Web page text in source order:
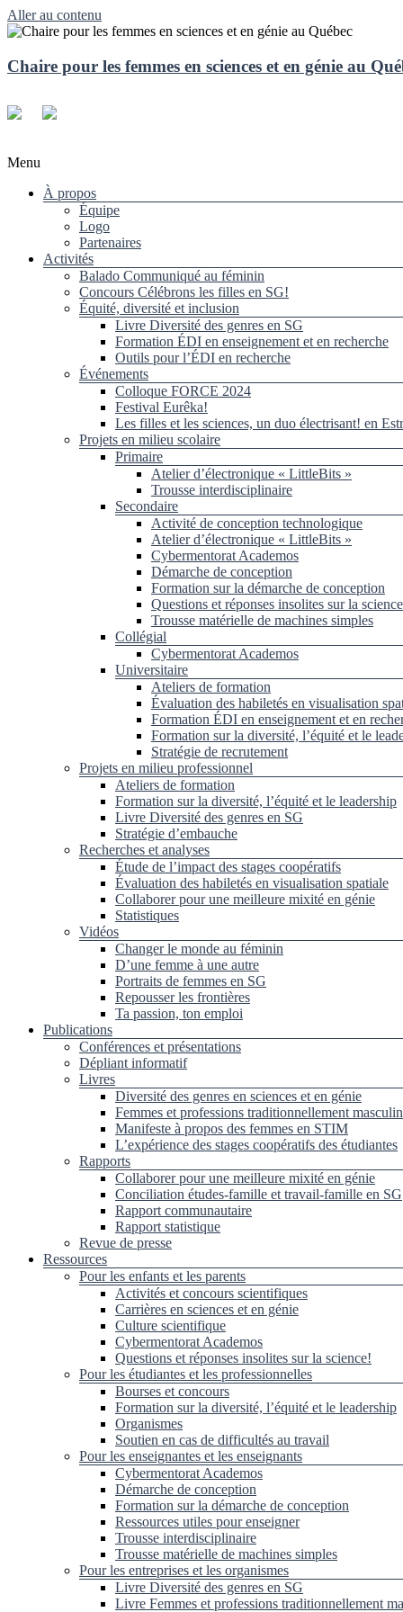
Aller au contenu
Chaire pour les femmes en sciences et en génie au
Menu
À propos
Équipe
Logo
Partenaires
Activités
Balado Communiqué au féminin
Concours Célébrons les filles en SG!
Équité, diversité et inclusion
Livre Diversité des genres en SG
Formation ÉDI en enseignement et en recherche
Outils pour l’ÉDI en recherche
Événements
Colloque FORCE 2024
Festival Eurêka!
Les filles et les sciences, un duo électrisant! en
Projets en milieu scolaire
Primaire
Atelier d’électronique « LittleBits »
Trousse interdisciplinaire
Secondaire
Activité de conception technologique
Atelier d’électronique « LittleBits »
Cybermentorat Academos
Démarche de conception
Formation sur la démarche de conception
Questions et réponses insolites sur la
Trousse matérielle de machines simples
Collégial
Cybermentorat Academos
Universitaire
Ateliers de formation
Évaluation des habiletés en visualisation
Formation ÉDI en enseignement et en
Formation sur la diversité, l’équité et le
Stratégie de recrutement
Projets en milieu professionnel
Ateliers de formation
Formation sur la diversité, l’équité et le leadership
Livre Diversité des genres en SG
Stratégie d’embauche
Recherches et analyses
Étude de l’impact des stages coopératifs
Évaluation des habiletés en visualisation spatiale
Collaborer pour une meilleure mixité en génie
Statistiques
Vidéos
Changer le monde au féminin
D’une femme à une autre
Portraits de femmes en SG
Repousser les frontières
Ta passion, ton emploi
Publications
Conférences et présentations
Dépliant informatif
Livres
Diversité des genres en sciences et en génie
Femmes et professions traditionnellement
Manifeste à propos des femmes en STIM
L’expérience des stages coopératifs des étudiantes
Rapports
Collaborer pour une meilleure mixité en génie
Conciliation études-famille et travail-famille en SG
Rapport communautaire
Rapport statistique
Revue de presse
Ressources
Pour les enfants et les parents
Activités et concours scientifiques
Carrières en sciences et en génie
Culture scientifique
Cybermentorat Academos
Questions et réponses insolites sur la science!
Pour les étudiantes et les professionnelles
Bourses et concours
Formation sur la diversité, l’équité et le leadership
Organismes
Soutien en cas de difficultés au travail
Pour les enseignantes et les enseignants
Cybermentorat Academos
Démarche de conception
Formation sur la démarche de conception
Ressources utiles pour enseigner
Trousse interdisciplinaire
Trousse matérielle de machines simples
Pour les entreprises et les organismes
Livre Diversité des genres en SG
Livre Femmes et professions traditionnellement